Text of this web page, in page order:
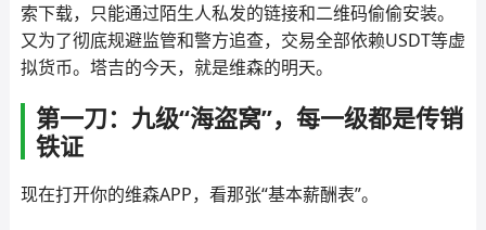
索下载，只能通过陌生人私发的链接和二维码偷偷安装。
又为了彻底规避监管和警方追查，交易全部依赖USDT等虚
拟货币。塔吉的今天，就是维森的明天。
第一刀：九级“海盗窝”，每一级都是传销
铁证
现在打开你的维森APP，看那张“基本薪酬表”。